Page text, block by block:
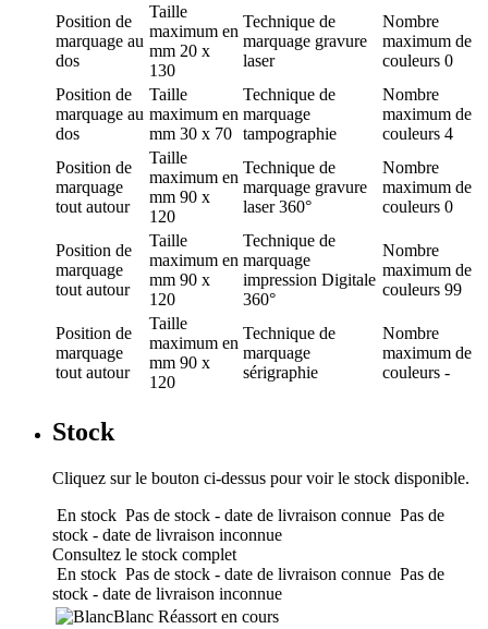
Position de
marquage au
dos
Taille
maximum en
mm 20 x
130
Technique de
marquage gravure
laser
Nombre
maximum de
couleurs 0
Position de
marquage au
dos
Taille
maximum en
mm 30 x 70
Technique de
marquage
tampographie
Nombre
maximum de
couleurs 4
Position de
marquage
tout autour
Taille
maximum en
mm 90 x
120
Technique de
marquage gravure
laser 360°
Nombre
maximum de
couleurs 0
Position de
marquage
tout autour
Taille
maximum en
mm 90 x
120
Technique de
marquage
impression Digitale
360°
Nombre
maximum de
couleurs 99
Position de
marquage
tout autour
Taille
maximum en
mm 90 x
120
Technique de
marquage
sérigraphie
Nombre
maximum de
couleurs -
Stock
Cliquez sur le bouton ci-dessus pour voir le stock disponible.
En stock Pas de stock - date de livraison connue Pas de
stock - date de livraison inconnue
Consultez le stock complet
En stock Pas de stock - date de livraison connue Pas de
stock - date de livraison inconnue
Blanc Réassort en cours